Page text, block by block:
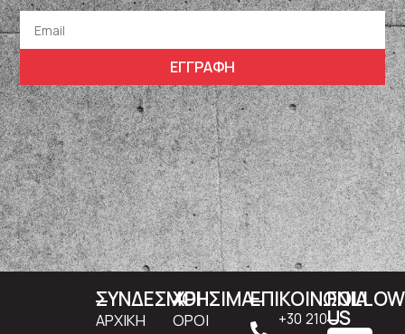
ΕΓΓΡΑΦΗ
ΣΥΝΔΕΣΜΟΙ
ΑΡΧΙΚΗ
ΧΡΗΣΙΜΑ
ΟΡΟΙ
ΕΠΙΚΟΙΝΩΝΙΑ
+30 210
FOLLOW
US